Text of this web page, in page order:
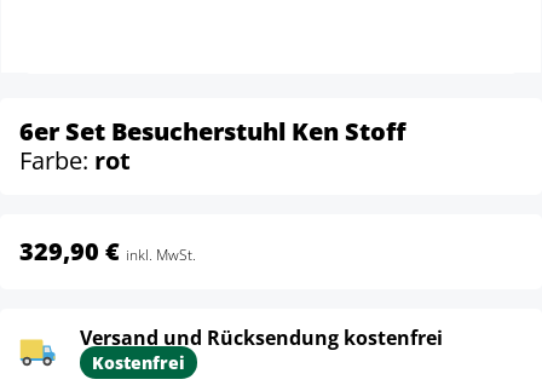
6er Set Besucherstuhl Ken Stoff
Farbe: rot
329,90 € inkl. MwSt.
Versand und Rücksendung kostenfrei
Kostenfrei